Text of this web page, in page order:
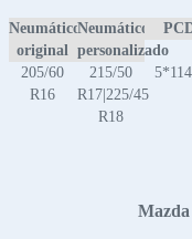
Neumático
original
Neumático
personalizado
205/60
R16
215/50
R17|225/45
R18